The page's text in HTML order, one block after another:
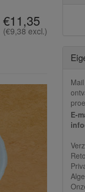
€11,35
(€9,38 excl.)
E-